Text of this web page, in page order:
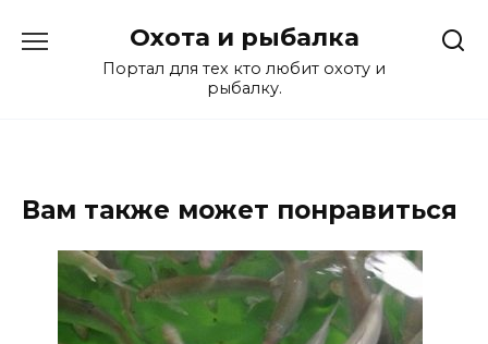
содержанию
Охота и рыбалка
Портал для тех кто любит охоту и
рыбалку.
Вам также может понравиться